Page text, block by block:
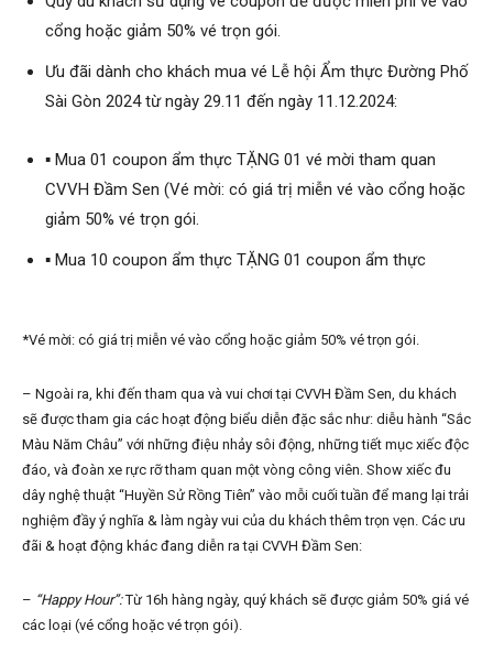
cổng hoặc giảm 50% vé trọn gói.
Ưu đãi dành cho khách mua vé Lễ hội Ẩm thực Đường Phố
Sài Gòn 2024 từ ngày 29.11 đến ngày 11.12.2024:
▪ Mua 01 coupon ẩm thực TẶNG 01 vé mời tham quan
CVVH Đầm Sen (Vé mời: có giá trị miễn vé vào cổng hoặc
giảm 50% vé trọn gói.
▪ Mua 10 coupon ẩm thực TẶNG 01 coupon ẩm thực
*Vé mời: có giá trị miễn vé vào cổng hoặc giảm 50% vé trọn gói.
– Ngoài ra, khi đến tham qua và vui chơi tại CVVH Đầm Sen, du khách
sẽ được tham gia các hoạt động biểu diễn đặc sắc như: diễu hành “Sắc
Màu Năm Châu” với những điệu nhảy sôi động, những tiết mục xiếc độc
đáo, và đoàn xe rực rỡ tham quan một vòng công viên. Show xiếc đu
dây nghệ thuật “Huyền Sử Rồng Tiên” vào mỗi cuối tuần để mang lại trải
nghiệm đầy ý nghĩa & làm ngày vui của du khách thêm trọn vẹn. Các ưu
đãi & hoạt động khác đang diễn ra tại CVVH Đầm Sen:
– “Happy Hour”:Từ 16h hàng ngày, quý khách sẽ được giảm 50% giá vé
các loại (vé cổng hoặc vé trọn gói).